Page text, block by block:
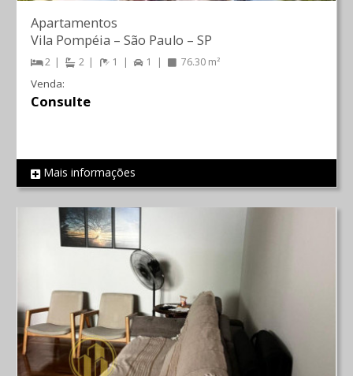
REF 325
Apartamentos
Vila Pompéia – São Paulo – SP
2 2 1 1 76.30 m²
Venda:
Consulte
Mais informações